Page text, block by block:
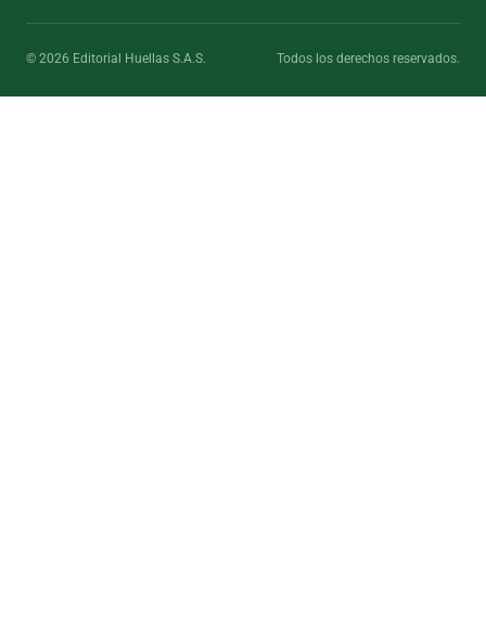
© 2026 Editorial Huellas S.A.S. Todos los derechos reservados.